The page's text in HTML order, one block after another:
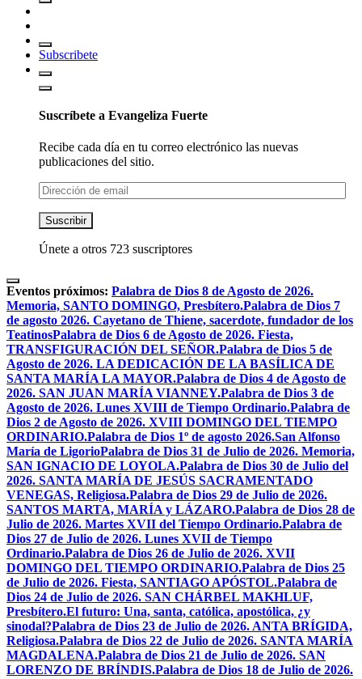
Subscribete
Suscríbete a Evangeliza Fuerte
Recibe cada día en tu correo electrónico las nuevas
publicaciones del sitio.
Dirección
de
email
Suscribir
Únete a otros 723 suscriptores
Eventos próximos: Palabra de Dios 8 de Agosto de 2026.
Memoria, SANTO DOMINGO, Presbítero.Palabra de Dios 7
de agosto 2026. Cayetano de Thiene, sacerdote, fundador de los
TeatinosPalabra de Dios 6 de Agosto de 2026. Fiesta,
TRANSFIGURACIÓN DEL SEÑOR.Palabra de Dios 5 de
Agosto de 2026. LA DEDICACIÓN DE LA BASÍLICA DE
SANTA MARÍA LA MAYOR.Palabra de Dios 4 de Agosto de
2026. SAN JUAN MARÍA VIANNEY.Palabra de Dios 3 de
Agosto de 2026. Lunes XVIII de Tiempo Ordinario.Palabra de
Dios 2 de Agosto de 2026. XVIII DOMINGO DEL TIEMPO
ORDINARIO.Palabra de Dios 1º de agosto 2026.San Alfonso
María de LigorioPalabra de Dios 31 de Julio de 2026. Memoria,
SAN IGNACIO DE LOYOLA.Palabra de Dios 30 de Julio del
2026. SANTA MARÍA DE JESÚS SACRAMENTADO
VENEGAS, Religiosa.Palabra de Dios 29 de Julio de 2026.
SANTOS MARTA, MARÍA y LÁZARO.Palabra de Dios 28 de
Julio de 2026. Martes XVII del Tiempo Ordinario.Palabra de
Dios 27 de Julio de 2026. Lunes XVII de Tiempo
Ordinario.Palabra de Dios 26 de Julio de 2026. XVII
DOMINGO DEL TIEMPO ORDINARIO.Palabra de Dios 25
de Julio de 2026. Fiesta, SANTIAGO APÓSTOL.Palabra de
Dios 24 de Julio de 2026. SAN CHÁRBEL MAKHLUF,
Presbítero.El futuro: Una, santa, católica, apostólica, ¿y
sinodal?Palabra de Dios 23 de Julio de 2026. ANTA BRÍGIDA,
Religiosa.Palabra de Dios 22 de Julio de 2026. SANTA MARÍA
MAGDALENA.Palabra de Dios 21 de Julio de 2026. SAN
LORENZO DE BRÍNDIS.Palabra de Dios 18 de Julio de 2026.